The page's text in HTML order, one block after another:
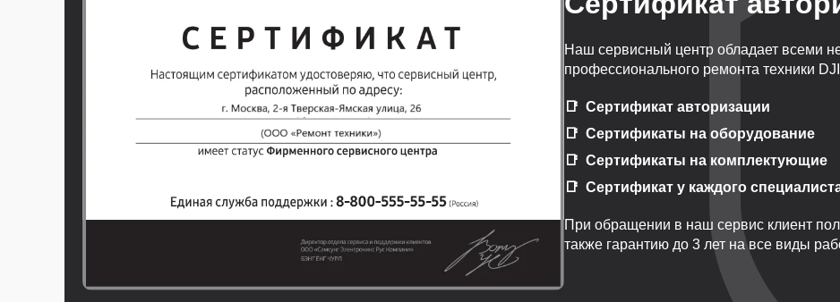
Наш сервисный центр обладает всеми
профессионального ремонта техники
Сертификат авторизации
Сертификаты на оборудование
Сертификаты на комплектующие
Сертификат у каждого
При обращении в наш сервис клиент
также гарантию до 3 лет на все виды